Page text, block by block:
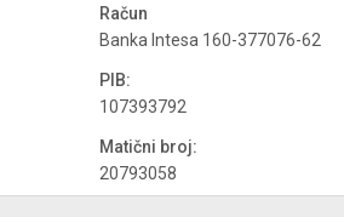
Račun
Banka Intesa 160-377076-62
PIB:
107393792
Matični broj:
20793058